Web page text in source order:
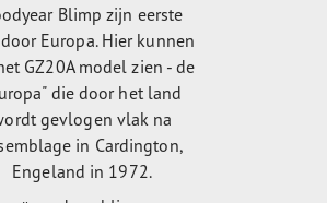
Blimp zijn eerste
Europa. Hier kunnen
GZ20A model zien - de
die door het land
gevlogen vlak na
in Cardington,
Engeland in 1972.